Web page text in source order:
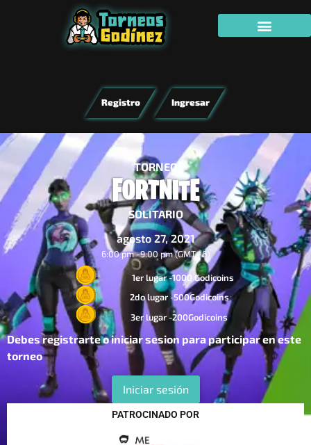
Registro Ingresar
TORNEO
SOLITARIO
agosto 27, 2021
6:00 pm -9:00 pm (GMT -6)
1er lugar -1000 Godicoins
2do lugar -500Godicoins
3er lugar -200Godicoins
Debes registrarte o iniciar sesion para participar en este
torneo
Iniciar sesión
PATROCINADO POR